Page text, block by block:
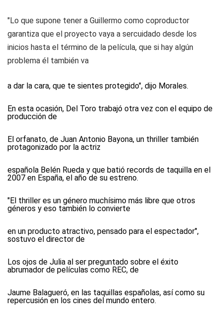
"Lo que supone tener a Guillermo como coproductor
garantiza que el proyecto vaya a sercuidado desde los
inicios hasta el término de la película, que si hay algún
problema él también va
a dar la cara, que te sientes protegido", dijo Morales.
En esta ocasión, Del Toro trabajó otra vez con el equipo de
producción de
El orfanato, de Juan Antonio Bayona, un thriller también
protagonizado por la actriz
española Belén Rueda y que batió records de taquilla en el
2007 en España, el año de su estreno.
"El thriller es un género muchísimo más libre que otros
géneros y eso también lo convierte
en un producto atractivo, pensado para el espectador",
sostuvo el director de
Los ojos de Julia al ser preguntado sobre el éxito
abrumador de películas como REC, de
Jaume Balagueró, en las taquillas españolas, así como su
repercusión en los cines del mundo entero.